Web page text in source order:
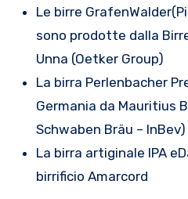
Le birre
sono prodotte dalla
Unna (Oetker Group)
La birra Perlenbacher
Germania da Mauritius
Schwaben Bräu – InBev)
La birra artiginale IPA
birrificio Amarcord